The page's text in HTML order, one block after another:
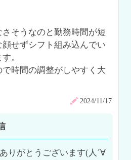
そうなのと勤務時間が短
せずシフト組み込んでい
。
時間の調整がしやすく大
2024/11/17
りがとうございます(人´∀